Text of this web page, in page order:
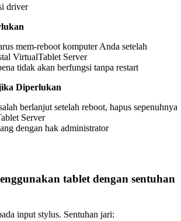
driver
mem-reboot komputer Anda setelah
VirtualTablet Server
tidak akan berfungsi tanpa restart
Diperlukan
berlanjut setelah reboot, hapus sepenuhnya
Server
dengan hak administrator
tablet dengan sentuhan
input stylus. Sentuhan jari: